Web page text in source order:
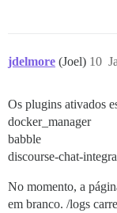
jdelmore (Joel) 10
Os plugins ativados
docker_manager
babble
discourse-chat-
No momento, a
em branco. /logs